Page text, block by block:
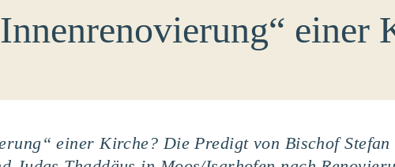
einer
einer Kirche? Die Predigt von Bischof